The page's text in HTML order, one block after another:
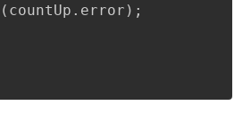
( countUp . error ) ;